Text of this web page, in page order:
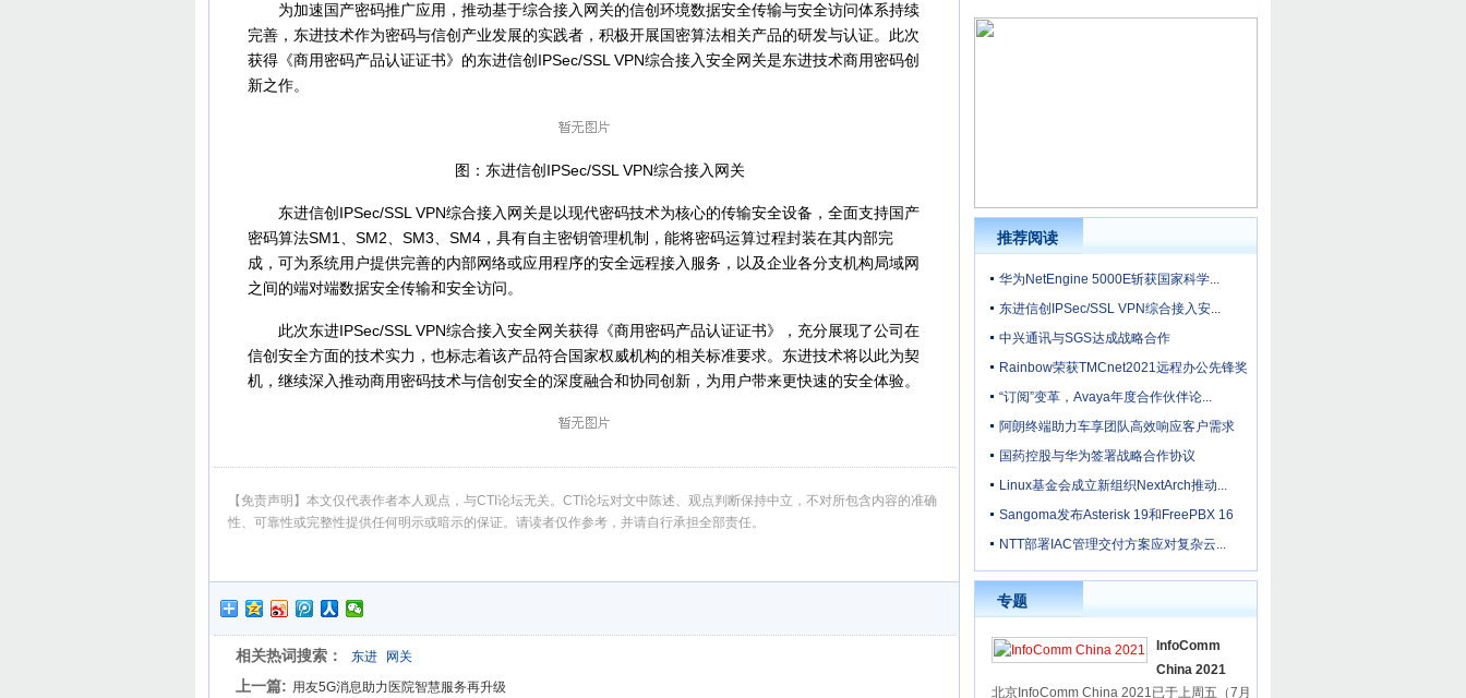
为加速国产密码推广应用，推动基于综合接入网关的信创环境数据安全传输与安全访问体系持续
完善，东进技术作为密码与信创产业发展的实践者，积极开展国密算法相关产品的研发与认证。此次
获得《商用密码产品认证证书》的东进信创IPSec/SSL VPN综合接入安全网关是东进技术商用密码创
新之作。
图：东进信创IPSec/SSL VPN综合接入网关
东进信创IPSec/SSL VPN综合接入网关是以现代密码技术为核心的传输安全设备，全面支持国产
密码算法SM1、SM2、SM3、SM4，具有自主密钥管理机制，能将密码运算过程封装在其内部完
成，可为系统用户提供完善的内部网络或应用程序的安全远程接入服务，以及企业各分支机构局域网
之间的端对端数据安全传输和安全访问。
此次东进IPSec/SSL VPN综合接入安全网关获得《商用密码产品认证证书》，充分展现了公司在
信创安全方面的技术实力，也标志着该产品符合国家权威机构的相关标准要求。东进技术将以此为契
机，继续深入推动商用密码技术与信创安全的深度融合和协同创新，为用户带来更快速的安全体验。
【免责声明】本文仅代表作者本人观点，与CTI论坛无关。CTI论坛对文中陈述、观点判断保持中立，不对所包含内容的准确
性、可靠性或完整性提供任何明示或暗示的保证。请读者仅作参考，并请自行承担全部责任。
相关热词搜索： 东进 网关
上一篇: 用友5G消息助力医院智慧服务再升级
推荐阅读
华为NetEngine 5000E斩获国家科学...
东进信创IPSec/SSL VPN综合接入安...
中兴通讯与SGS达成战略合作
Rainbow荣获TMCnet2021远程办公先锋奖
“订阅”变革，Avaya年度合作伙伴论...
阿朗终端助力车享团队高效响应客户需求
国药控股与华为签署战略合作协议
Linux基金会成立新组织NextArch推动...
Sangoma发布Asterisk 19和FreePBX 16
NTT部署IAC管理交付方案应对复杂云...
专题
InfoComm
China 2021
北京InfoComm China 2021已于上周五（7月